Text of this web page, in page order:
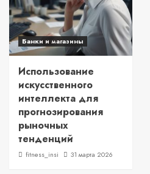
Банки и магазины
Использование
искусственного
интеллекта для
прогнозирования
рыночных
тенденций
fitness_insi 31 марта 2026